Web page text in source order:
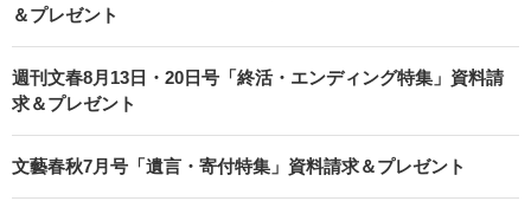
＆プレゼント
週刊文春8月13日・20日号「終活・エンディング特集」資料請
求＆プレゼント
文藝春秋7月号「遺言・寄付特集」資料請求＆プレゼント